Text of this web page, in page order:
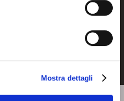
Mostra dettagli